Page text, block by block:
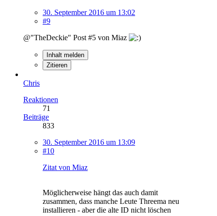
30. September 2016 um 13:02
#9
@"TheDeckie" Post #5 von Miaz
Inhalt melden
Zitieren
Chris
Reaktionen
71
Beiträge
833
30. September 2016 um 13:09
#10
Zitat von Miaz
Möglicherweise hängt das auch damit
zusammen, dass manche Leute Threema neu
installieren - aber die alte ID nicht löschen